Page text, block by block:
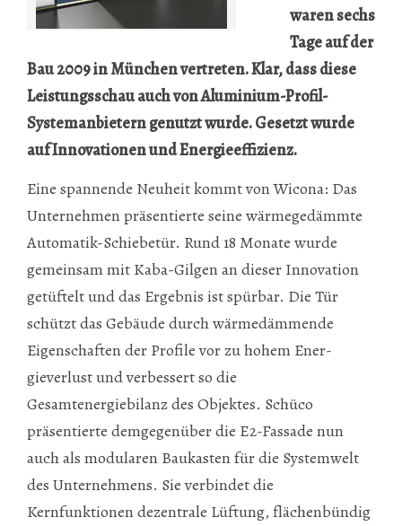
waren sechs
Tage auf der
Bau 2009 in München vertreten. Klar, dass diese
Leistungsschau auch von Aluminium-Profil-
Systemanbietern genutzt wurde. Gesetzt wurde
auf Innovationen und Energieeffizienz.
Eine spannende Neuheit kommt von Wicona: Das
Unternehmen präsentierte seine wärmegedämmte
Automatik-Schiebetür. Rund 18 Monate wurde
gemeinsam mit Kaba-Gilgen an dieser Innovation
getüftelt und das Ergebnis ist spürbar. Die Tür
schützt das Gebäude durch wärmedämmende
Eigenschaften der Profile vor zu hohem Ener­
gieverlust und verbessert so die
Gesamtenergiebilanz des Objektes. Schüco
präsentierte demgegenüber die E2-Fassade nun
auch als modularen Baukasten für die Systemwelt
des Unternehmens. Sie verbindet die
Kernfunktionen dezentrale Lüftung, flächenbündig